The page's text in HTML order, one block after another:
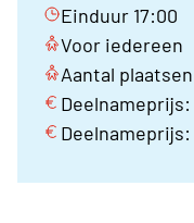
Einduur 17:00
Voor iedereen
Aantal